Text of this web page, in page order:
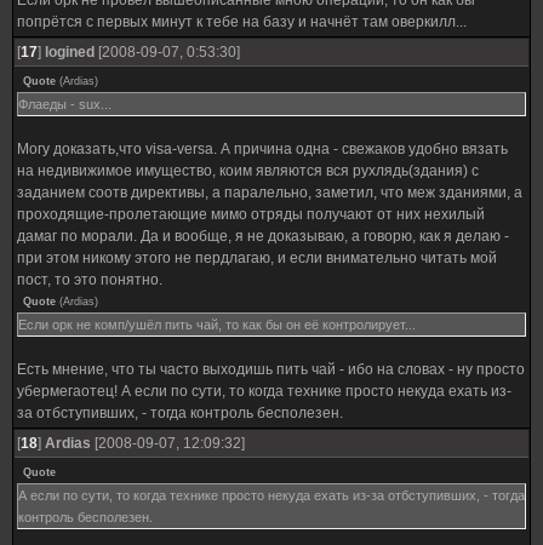
попрётся с первых минут к тебе на базу и начнёт там оверкилл...
[17] logined [2008-09-07, 0:53:30]
Quote (Ardias)
Флаеды - sux...
Могу доказать,что visa-versa. А причина одна - свежаков удобно вязать
на недивижимое имущество, коим являются вся рухлядь(здания) с
заданием соотв директивы, а паралельно, заметил, что меж зданиями, а
проходящие-пролетающие мимо отряды получают от них нехилый
дамаг по морали. Да и вообще, я не доказываю, а говорю, как я делаю -
при этом никому этого не пердлагаю, и если внимательно читать мой
пост, то это понятно.
Quote (Ardias)
Если орк не комп/ушёл пить чай, то как бы он её контролирует...
Есть мнение, что ты часто выходишь пить чай - ибо на словах - ну просто
убермегаотец! А если по сути, то когда технике просто некуда ехать из-
за отбступивших, - тогда контроль бесполезен.
[18] Ardias [2008-09-07, 12:09:32]
Quote
А если по сути, то когда технике просто некуда ехать из-за отбступивших, - тогда
контроль бесполезен.